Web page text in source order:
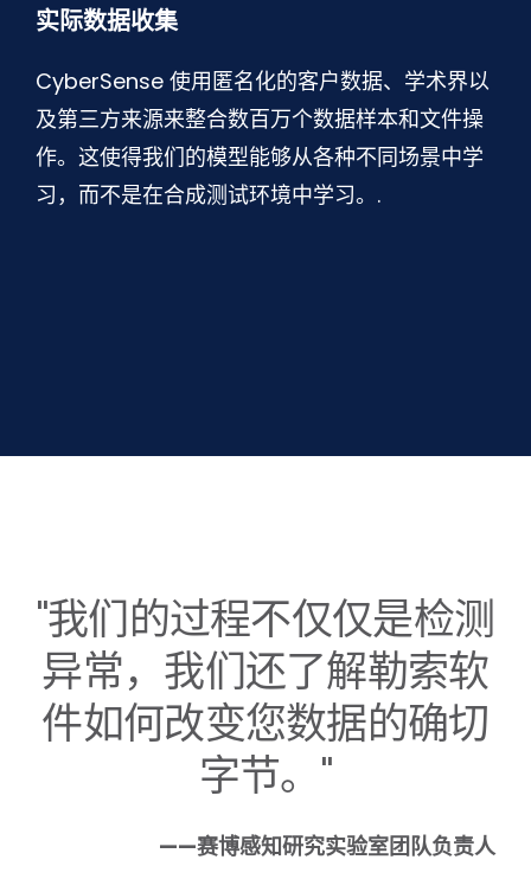
实际数据收集
CyberSense 使用匿名化的客户数据、学术界以
及第三方来源来整合数百万个数据样本和文件操
作。这使得我们的模型能够从各种不同场景中学
习，而不是在合成测试环境中学习。.
"我们的过程不仅仅是检测
异常，我们还了解勒索软
件如何改变您数据的确切
字节。"
——赛博感知研究实验室团队负责人